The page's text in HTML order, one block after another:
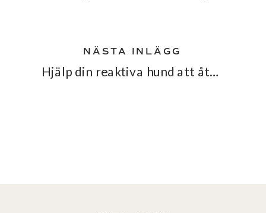
Hjälp din reaktiva hund att återhämta sig efter en stressig dag
NÄSTA INLÄGG